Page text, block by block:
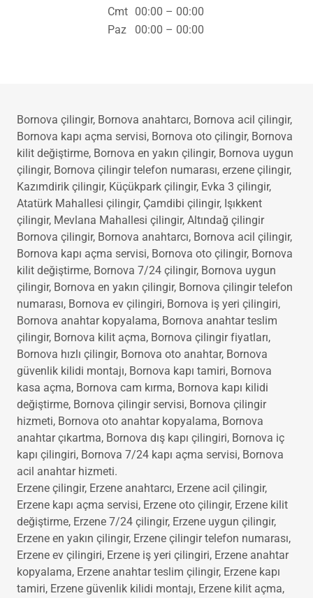
Cum 00:00 – 00:00
Cmt
00:00 – 00:00
Bornova çilingir, Bornova anahtarcı, Bornova acil çilingir,
Bornova kapı açma servisi, Bornova oto çilingir, Bornova
kilit değiştirme, Bornova en yakın çilingir, Bornova uygun
çilingir, Bornova çilingir telefon numarası, erzene çilingir,
Kazımdirik çilingir, Küçükpark çilingir, Evka 3 çilingir,
Atatürk Mahallesi çilingir, Çamdibi çilingir, Işıkkent
çilingir, Mevlana Mahallesi çilingir, Altındağ çilingir
Bornova çilingir, Bornova anahtarcı, Bornova acil çilingir,
Bornova kapı açma servisi, Bornova oto çilingir, Bornova
kilit değiştirme, Bornova 7/24 çilingir, Bornova uygun
çilingir, Bornova en yakın çilingir, Bornova çilingir telefon
numarası, Bornova ev çilingiri, Bornova iş yeri çilingiri,
Bornova anahtar kopyalama, Bornova anahtar teslim
çilingir, Bornova kilit açma, Bornova çilingir fiyatları,
Bornova hızlı çilingir, Bornova oto anahtar, Bornova
güvenlik kilidi montajı, Bornova kapı tamiri, Bornova
kasa açma, Bornova cam kırma, Bornova kapı kilidi
değiştirme, Bornova çilingir servisi, Bornova çilingir
hizmeti, Bornova oto anahtar kopyalama, Bornova
anahtar çıkartma, Bornova dış kapı çilingiri, Bornova iç
kapı çilingiri, Bornova 7/24 kapı açma servisi, Bornova
acil anahtar hizmeti.
Erzene çilingir, Erzene anahtarcı, Erzene acil çilingir,
Erzene kapı açma servisi, Erzene oto çilingir, Erzene kilit
değiştirme, Erzene 7/24 çilingir, Erzene uygun çilingir,
Erzene en yakın çilingir, Erzene çilingir telefon numarası,
Erzene ev çilingiri, Erzene iş yeri çilingiri, Erzene anahtar
kopyalama, Erzene anahtar teslim çilingir, Erzene kapı